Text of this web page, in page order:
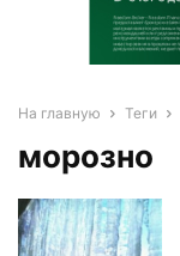
На главную Теги
морозно